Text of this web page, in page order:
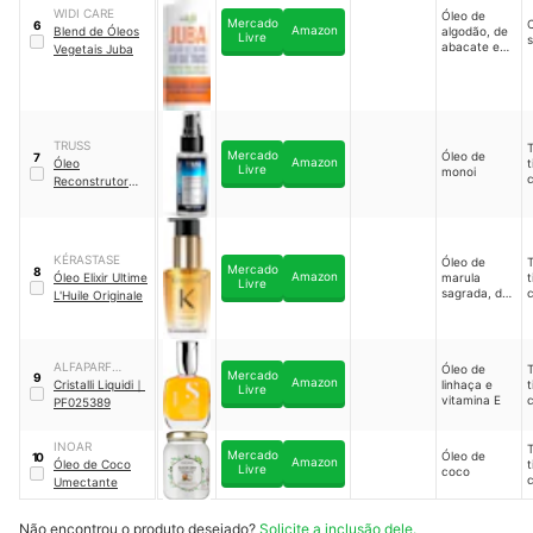
6
WIDI CARE
Blend de Óleos
Vegetais Juba
Mercado
Livre
Amazon
Óleo de
algodão, de
abacate e
7
TRUSS
Óleo
Reconstrutor
Mercado
Livre
Amazon
Óleo de
monoi
8
KÉRASTASE
Óleo Elixir Ultime
L'Huile Originale
Mercado
Livre
Amazon
Óleo de
marula
sagrada, de
9
ALFAPARF
MILANO
Cristalli Liquidi ｜
PF025389
Mercado
Livre
Amazon
Óleo de
linhaça e
vitamina E
10
INOAR
Óleo de Coco
Umectante
Mercado
Livre
Amazon
Óleo de
coco
Não encontrou o produto desejado? Solicite a inclusão dele.